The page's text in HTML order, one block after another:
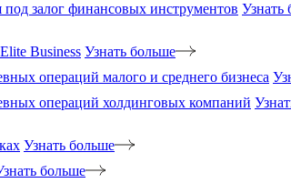
залог финансовых инструментов Узнать
Business Узнать больше
операций малого и среднего бизнеса
операций холдинговых компаний
Узнать больше
больше